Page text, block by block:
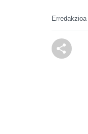
Erredakzioa